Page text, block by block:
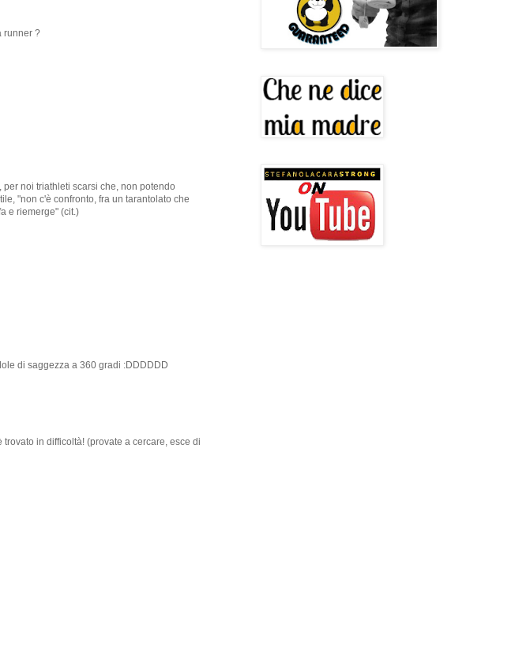
runner ?
noi triathleti scarsi che, non potendo
"non c'è confronto, fra un tarantolato che
e riemerge" (cit.)
di saggezza a 360 gradi :DDDDDD
in difficoltà! (provate a cercare, esce di